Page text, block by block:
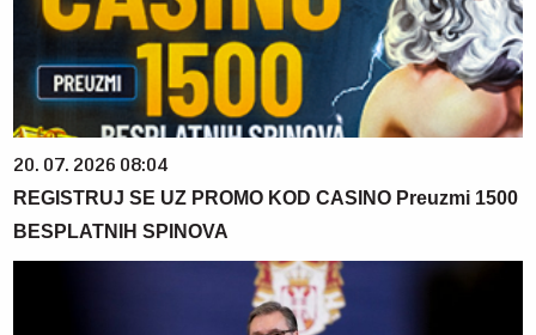
20. 07. 2026 08:04
REGISTRUJ SE UZ PROMO KOD CASINO Preuzmi 1500
BESPLATNIH SPINOVA